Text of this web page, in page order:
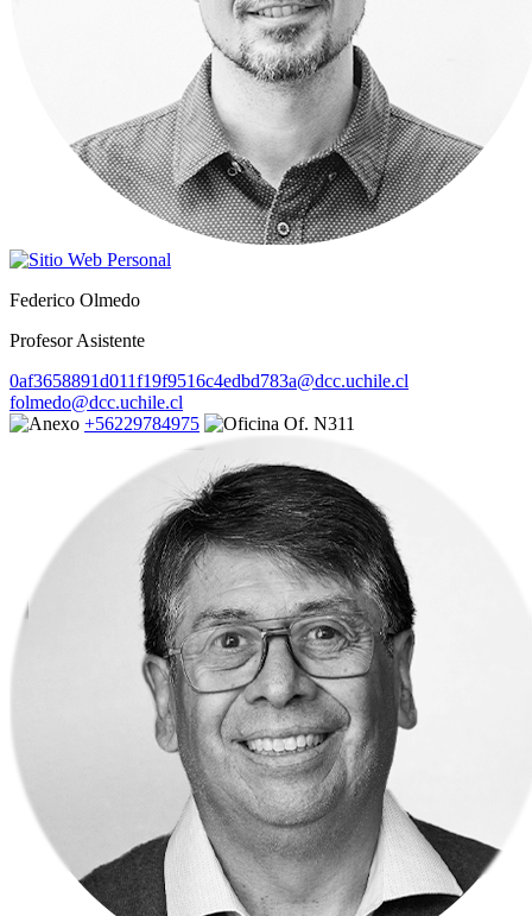
Federico Olmedo
Profesor Asistente
0af3658891d011f19f9516c4edbd783a@dcc.uchile.cl
folmedo@dcc.uchile.cl
+56229784975
Of. N311